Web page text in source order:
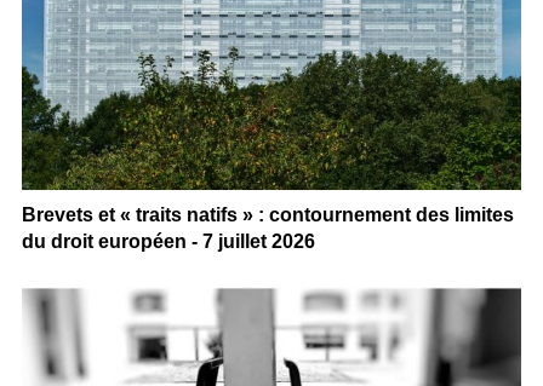
Brevets et « traits natifs » : contournement des limites
du droit européen - 7 juillet 2026